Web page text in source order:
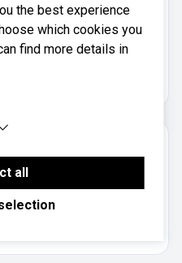
i
er foreløpig ikke
for å oppdatere
the best experience
which cookies you
find more details in
that are needed for
cookies set by third-party
such as Google
all